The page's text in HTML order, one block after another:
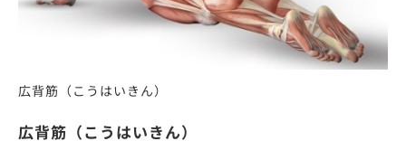
広背筋（こうはいきん）
広背筋（こうはいきん）